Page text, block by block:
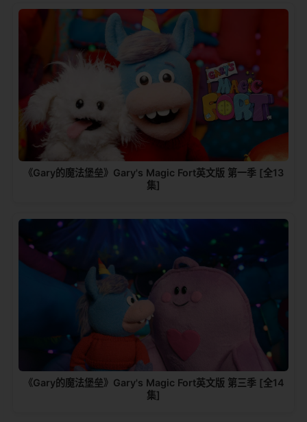
《Gary的魔法堡垒》Gary's Magic Fort英文版 第一季 [全13
集]
《Gary的魔法堡垒》Gary's Magic Fort英文版 第三季 [全14
集]